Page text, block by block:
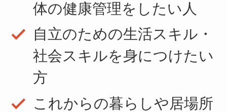
体の健康管理をしたい人
自立のための生活スキル・
社会スキルを身につけたい
方
これからの暮らしや居場所